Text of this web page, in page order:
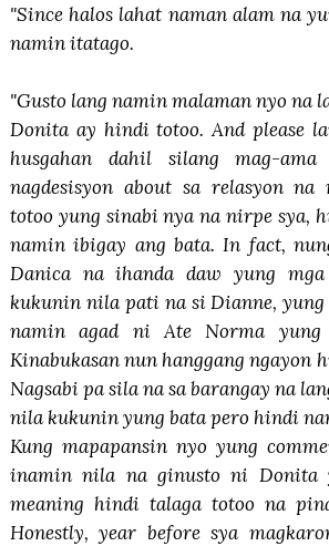
"Since halos lahat naman alam na
namin itatago.
"Gusto lang namin malaman nyo na
Donita ay hindi totoo. And please
husgahan dahil silang mag-
nagdesisyon about sa relasyon
totoo yung sinabi nya na nirpe sya,
namin ibigay ang bata. In fact,
Danica na ihanda daw yung
kukunin nila pati na si Dianne,
namin agad ni Ate Norma
Kinabukasan nun hanggang ngayon
Nagsabi pa sila na sa barangay na
nila kukunin yung bata pero hindi
Kung mapapansin nyo yung
inamin nila na ginusto ni Donita
meaning hindi talaga totoo na
Honestly, year before sya